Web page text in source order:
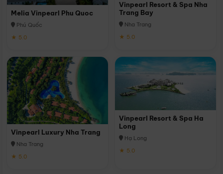
Melia Vinpearl Phu Quoc
Phú Quốc
★ 5.0
Vinpearl Resort & Spa Nha
Trang Bay
Nha Trang
★ 5.0
Vinpearl Luxury Nha Trang
Nha Trang
★ 5.0
Vinpearl Resort & Spa Ha
Long
Hạ Long
★ 5.0